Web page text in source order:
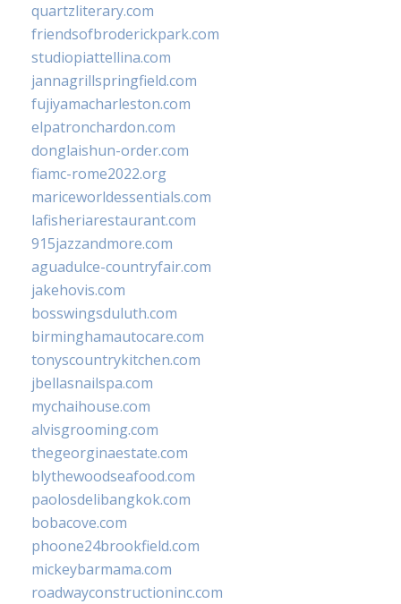
quartzliterary.com
friendsofbroderickpark.com
studiopiattellina.com
jannagrillspringfield.com
fujiyamacharleston.com
elpatronchardon.com
donglaishun-order.com
fiamc-rome2022.org
mariceworldessentials.com
lafisheriarestaurant.com
915jazzandmore.com
aguadulce-countryfair.com
jakehovis.com
bosswingsduluth.com
birminghamautocare.com
tonyscountrykitchen.com
jbellasnailspa.com
mychaihouse.com
alvisgrooming.com
thegeorginaestate.com
blythewoodseafood.com
paolosdelibangkok.com
bobacove.com
phoone24brookfield.com
mickeybarmama.com
roadwayconstructioninc.com